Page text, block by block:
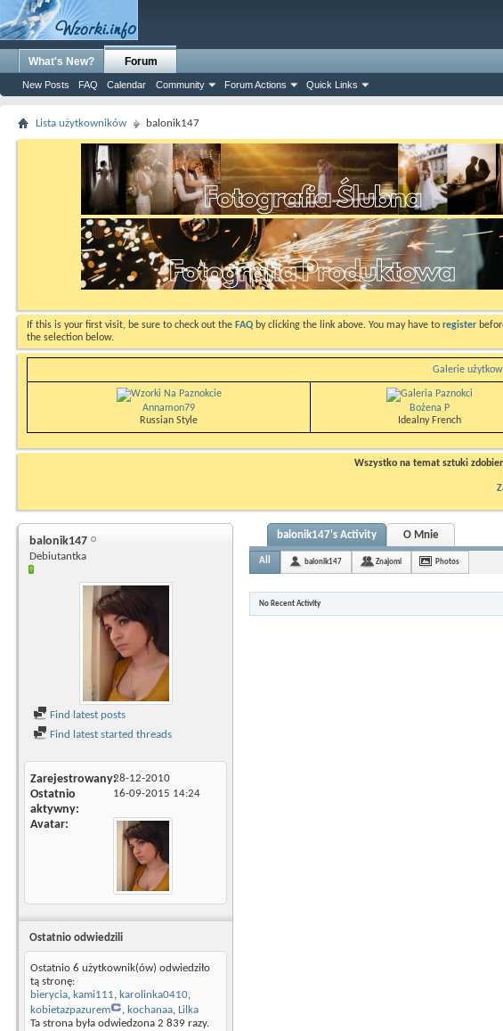
What's New? Forum
New Posts FAQ Calendar Community Forum Actions Quick Links
Lista użytkowników balonik147
If this is your first visit, be sure to check out the FAQ by clicking the link above. You may have to register
the selection below.
Galerie
Annamon79
Russian Style
Bożena P
Idealny French
Wszystko na temat sztuki
balonik147
Debiutantka
Find latest posts
Find latest started threads
Zarejestrowany28-12-2010
Ostatnio
aktywny
16-09-2015 14:24
Avatar
Ostatnio odwiedzili
Ostatnio 6 użytkownik(ów) odwiedziło
tą stronę:
bierycia, kami111, karolinka0410,
kobietazpazurem
, kochanaa, Lilka
Ta strona była odwiedzona 2 839 razy.
balonik147's Activity O Mnie
All balonik147 Znajomi Photos
No Recent Activity